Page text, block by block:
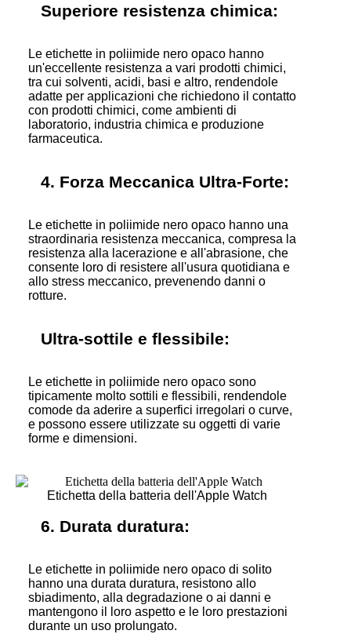
Superiore resistenza chimica:
Le etichette in poliimide nero opaco hanno
un'eccellente resistenza a vari prodotti chimici,
tra cui solventi, acidi, basi e altro, rendendole
adatte per applicazioni che richiedono il contatto
con prodotti chimici, come ambienti di
laboratorio, industria chimica e produzione
farmaceutica.
4. Forza Meccanica Ultra-Forte:
Le etichette in poliimide nero opaco hanno una
straordinaria resistenza meccanica, compresa la
resistenza alla lacerazione e all'abrasione, che
consente loro di resistere all'usura quotidiana e
allo stress meccanico, prevenendo danni o
rotture.
Ultra-sottile e flessibile:
Le etichette in poliimide nero opaco sono
tipicamente molto sottili e flessibili, rendendole
comode da aderire a superfici irregolari o curve,
e possono essere utilizzate su oggetti di varie
forme e dimensioni.
Etichetta della batteria dell'Apple Watch
6. Durata duratura:
Le etichette in poliimide nero opaco di solito
hanno una durata duratura, resistono allo
sbiadimento, alla degradazione o ai danni e
mantengono il loro aspetto e le loro prestazioni
durante un uso prolungato.